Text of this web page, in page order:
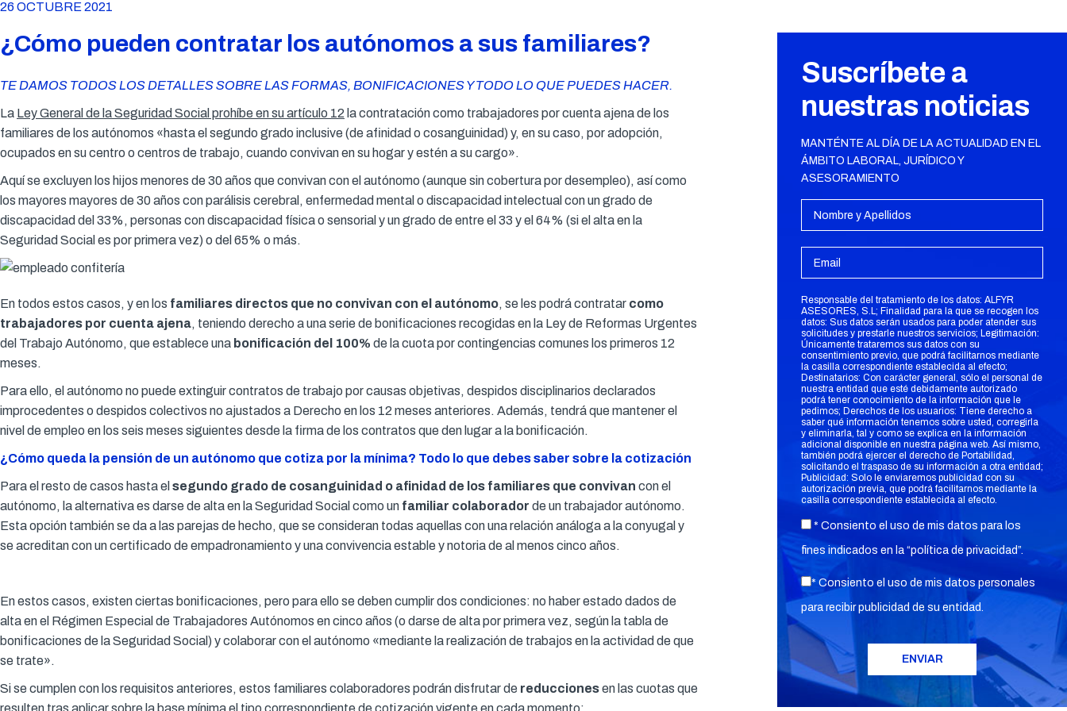
26 OCTUBRE 2021
¿Cómo pueden contratar los autónomos a sus familiares?
TE DAMOS TODOS LOS DETALLES SOBRE LAS FORMAS, BONIFICACIONES Y TODO LO QUE PUEDES HACER.
La Ley General de la Seguridad Social prohíbe en su artículo 12 la contratación como trabajadores por cuenta ajena de los
familiares de los autónomos «hasta el segundo grado inclusive (de afinidad o cosanguinidad) y, en su caso, por adopción,
ocupados en su centro o centros de trabajo, cuando convivan en su hogar y estén a su cargo».
Aquí se excluyen los hijos menores de 30 años que convivan con el autónomo (aunque sin cobertura por desempleo), así como
los mayores mayores de 30 años con parálisis cerebral, enfermedad mental o discapacidad intelectual con un grado de
discapacidad del 33%, personas con discapacidad física o sensorial y un grado de entre el 33 y el 64% (si el alta en la
Seguridad Social es por primera vez) o del 65% o más.
En todos estos casos, y en los familiares directos que no convivan con el autónomo, se les podrá contratar como
trabajadores por cuenta ajena, teniendo derecho a una serie de bonificaciones recogidas en la Ley de Reformas Urgentes
del Trabajo Autónomo, que establece una bonificación del 100% de la cuota por contingencias comunes los primeros 12
meses.
Para ello, el autónomo no puede extinguir contratos de trabajo por causas objetivas, despidos disciplinarios declarados
improcedentes o despidos colectivos no ajustados a Derecho en los 12 meses anteriores. Además, tendrá que mantener el
nivel de empleo en los seis meses siguientes desde la firma de los contratos que den lugar a la bonificación.
¿Cómo queda la pensión de un autónomo que cotiza por la mínima? Todo lo que debes saber sobre la cotización
Para el resto de casos hasta el segundo grado de cosanguinidad o afinidad de los familiares que convivan con el
autónomo, la alternativa es darse de alta en la Seguridad Social como un familiar colaborador de un trabajador autónomo.
Esta opción también se da a las parejas de hecho, que se consideran todas aquellas con una relación análoga a la conyugal y
se acreditan con un certificado de empadronamiento y una convivencia estable y notoria de al menos cinco años.
En estos casos, existen ciertas bonificaciones, pero para ello se deben cumplir dos condiciones: no haber estado dados de
alta en el Régimen Especial de Trabajadores Autónomos en cinco años (o darse de alta por primera vez, según la tabla de
bonificaciones de la Seguridad Social) y colaborar con el autónomo «mediante la realización de trabajos en la actividad de que
se trate».
Si se cumplen con los requisitos anteriores, estos familiares colaboradores podrán disfrutar de reduccionesen las cuotas que
resulten tras aplicar sobre la base mínima el tipo correspondiente de cotización vigente en cada momento:
Suscríbete a
nuestras noticias
MANTÉNTE AL DÍA DE LA ACTUALIDAD EN EL
ÁMBITO LABORAL, JURÍDICO Y
ASESORAMIENTO
Responsable del tratamiento de los datos: ALFYR
ASESORES, S.L; Finalidad para la que se recogen los
datos: Sus datos serán usados para poder atender sus
solicitudes y prestarle nuestros servicios; Legitimación:
Únicamente trataremos sus datos con su
consentimiento previo, que podrá facilitarnos mediante
la casilla correspondiente establecida al efecto;
Destinatarios: Con carácter general, sólo el personal de
nuestra entidad que esté debidamente autorizado
podrá tener conocimiento de la información que le
pedimos; Derechos de los usuarios: Tiene derecho a
saber qué información tenemos sobre usted, corregirla
y eliminarla, tal y como se explica en la información
adicional disponible en nuestra página web. Así mismo,
también podrá ejercer el derecho de Portabilidad,
solicitando el traspaso de su información a otra entidad;
Publicidad: Solo le enviaremos publicidad con su
autorización previa, que podrá facilitarnos mediante la
casilla correspondiente establecida al efecto.
* Consiento el uso de mis datos para los
fines indicados en la “política de privacidad”.
* Consiento el uso de mis datos personales
para recibir publicidad de su entidad.